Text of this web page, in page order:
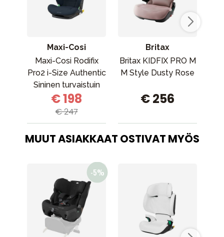
Maxi-Cosi
Maxi-Cosi Rodifix
Pro2 i-Size Authentic
Sininen turvaistuin
Maxi-Cosi Rodifix
Pro2 i-Size Authentic
Blue
€ 198
€ 247
Britax
Britax KIDFIX PRO M
M Style Dusty Rose
€ 256
MUUT ASIAKKAAT OSTIVAT MYÖS